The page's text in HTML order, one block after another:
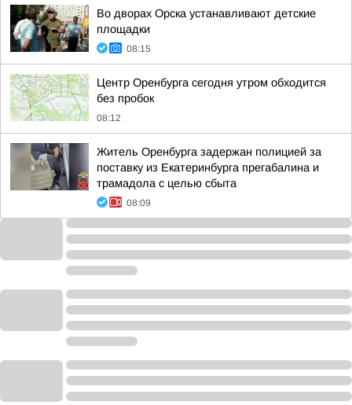
Во дворах Орска устанавливают детские
площадки
08:15
Центр Оренбурга сегодня утром обходится
без пробок
08:12
Житель Оренбурга задержан полицией за
поставку из Екатеринбурга прегабалина и
трамадола с целью сбыта
08:09